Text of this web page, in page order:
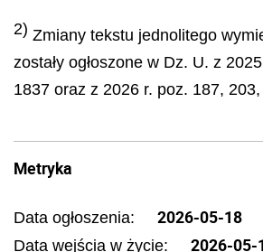
2) Zmiany tekstu jednolitego
zostały ogłoszone w Dz. U. z
1837 oraz z 2026 r. poz. 187,
Metryka
Data ogłoszenia: 2026-05-18
Data wejścia w życie: 2026-05-